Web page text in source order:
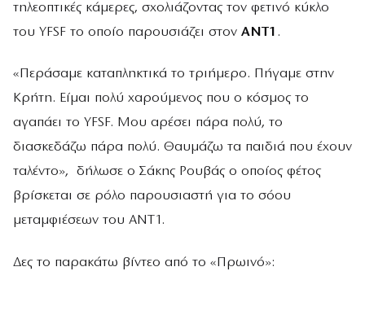
τηλεοπτικές κάμερες, σχολιάζοντας τον φετινό κύκλο
του YFSF το οποίο παρουσιάζει στον ANT1 .
«Περάσαμε καταπληκτικά το τριήμερο. Πήγαμε στην
Κρήτη. Είμαι πολύ χαρούμενος που ο κόσμος το
αγαπάει το YFSF. Μου αρέσει πάρα πολύ, το
διασκεδάζω πάρα πολύ. Θαυμάζω τα παιδιά που έχουν
ταλέντο», δήλωσε ο Σάκης Ρουβάς ο οποίος φέτος
βρίσκεται σε ρόλο παρουσιαστή για το σόου
μεταμφιέσεων του ANT1.
Δες το παρακάτω βίντεο από το «Πρωινό»: